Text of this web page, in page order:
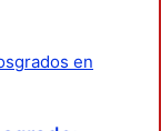
en